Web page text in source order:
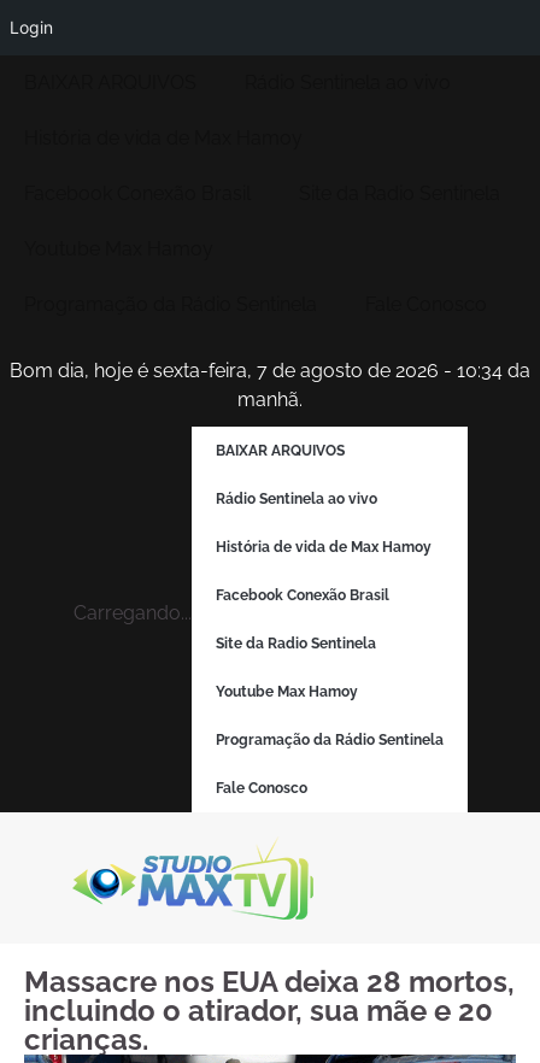
Bom dia, hoje é sexta-feira, 7 de agosto de 2026 - 10:34 da
manhã.
Carregando...
BAIXAR ARQUIVOS
Rádio Sentinela ao vivo
História de vida de Max Hamoy
Facebook Conexão Brasil
Site da Radio Sentinela
Youtube Max Hamoy
Programação da Rádio Sentinela
Fale Conosco
Massacre nos EUA deixa 28 mortos,
incluindo o atirador, sua mãe e 20
crianças.
Login